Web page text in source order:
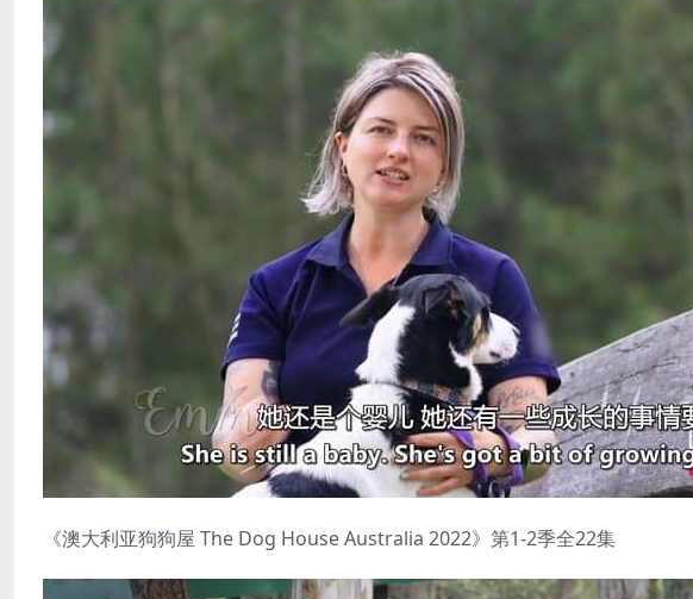
《澳大利亚狗狗屋 The Dog House Australia 2022》第1-2季全22集